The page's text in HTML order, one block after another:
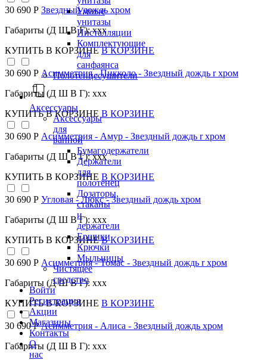
Умные
унитазы
Инсталляции
Комплектующие
для
санфаянса
Полотенцесушители
Аксессуары
Аксессуары
для
ванной
Бумагодержатели
Держатели
для
полотенец
Дозаторы,
стаканы
и
держатели
Ершики
Крючки
Мыльницы
Чистящее
средство
Войти
Регистрация
Акции
Магазины
Контакты
О
нас
30 690 Р Звездный дождь хром
Габариты (Д Ш В Г): xxx
КУПИТЬ В КОРЗИНЕ В КОРЗИНЕ
30 690 Р Асимметрия - Пикколо - Звездный дождь r хром
Габариты (Д Ш В Г): xxx
КУПИТЬ В КОРЗИНЕ В КОРЗИНЕ
30 690 Р Асимметрия - Амур - Звездный дождь r хром
Габариты (Д Ш В Г): xxx
КУПИТЬ В КОРЗИНЕ В КОРЗИНЕ
30 690 Р Угловая - Люкс - Звездный дождь хром
Габариты (Д Ш В Г): xxx
КУПИТЬ В КОРЗИНЕ В КОРЗИНЕ
30 690 Р Асимметрия - Томас - Звездный дождь r хром
Габариты (Д Ш В Г): xxx
КУПИТЬ В КОРЗИНЕ В КОРЗИНЕ
30 690 РАсимметрия - Алиса - Звездный дождь хром
Габариты (Д Ш В Г): xxx